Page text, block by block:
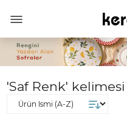
'Saf Renk'